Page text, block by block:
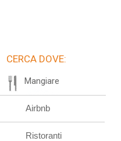
CERCA DOVE:
Mangiare
Airbnb
Ristoranti